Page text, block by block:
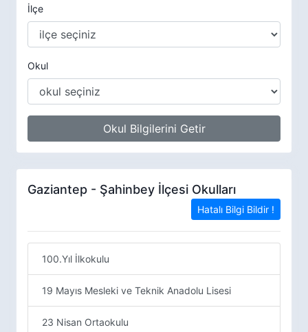
İlçe
Okul
Okul Bilgilerini Getir
Gaziantep - Şahinbey İlçesi Okulları
Hatalı Bilgi Bildir !
100.Yıl İlkokulu
19 Mayıs Mesleki ve Teknik Anadolu Lisesi
23 Nisan Ortaokulu